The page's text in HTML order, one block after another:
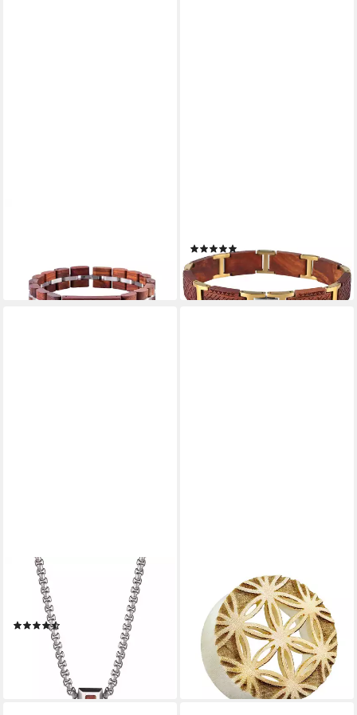
lieferbar - in 2-3 Werktagen bei dir
(2)
59,00 €
lieferbar - in 2-3 Werktagen bei dir
KINGKA
Kette mit Anhänger Kreuz,
mit Holz
55,55 € UVP
lieferbar - in 1-2 Werktagen bei dir
Plug Ohr Plug Tunnel Holz
Blume des Lebens Muster
12mm, Ohrpiercing Ohr Ear
Flesh Tunnel Plug Piercing
ab 14,45 €
lieferbar - in 4-5 Werktagen bei dir